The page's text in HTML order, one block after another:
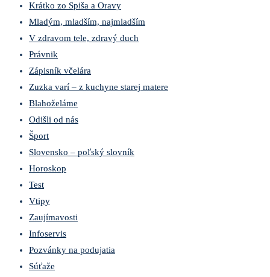
Krátko zo Spiša a Oravy
Mladým, mladším, najmladším
V zdravom tele, zdravý duch
Právnik
Zápisník včelára
Zuzka varí – z kuchyne starej matere
Blahoželáme
Odišli od nás
Šport
Slovensko – poľský slovník
Horoskop
Test
Vtipy
Zaujímavosti
Infoservis
Pozvánky na podujatia
Súťaže